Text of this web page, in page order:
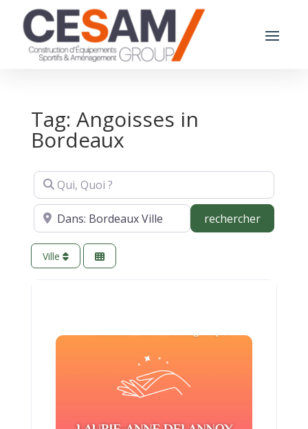
Tag: Angoisses in
Bordeaux
Qui, Quoi ?
Où ? rechercher
Ville